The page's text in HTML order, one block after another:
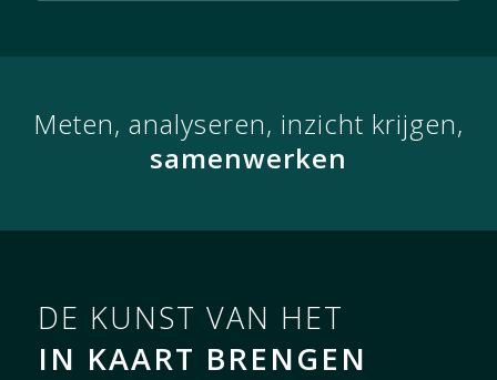
Meten, analyseren, inzicht krijgen,
samenwerken
DE KUNST VAN HET
IN KAART BRENGEN